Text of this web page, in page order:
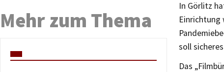
In Görlitz
Einrichtung
soll
Das
Mehr zum Thema